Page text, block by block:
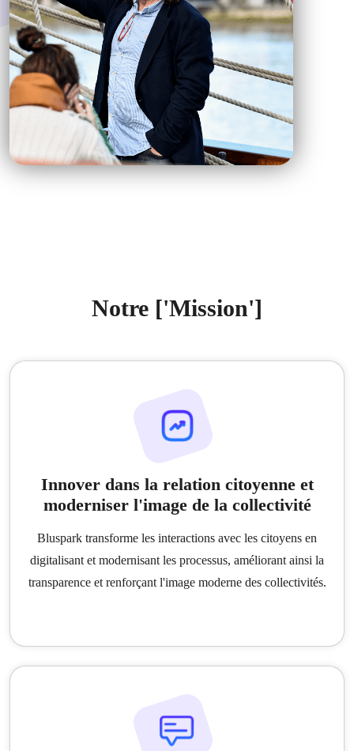
Notre ['Mission']
Innover dans la relation citoyenne et
moderniser l'image de la collectivité
Bluspark transforme les interactions avec les citoyens en
digitalisant et modernisant les processus, améliorant ainsi la
transparence et renforçant l'image moderne des collectivités.